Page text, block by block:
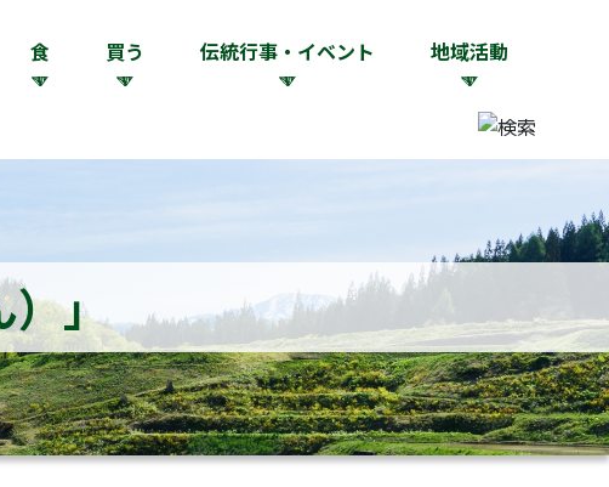
食 買う 伝統行事・イベント 地域活動
）」